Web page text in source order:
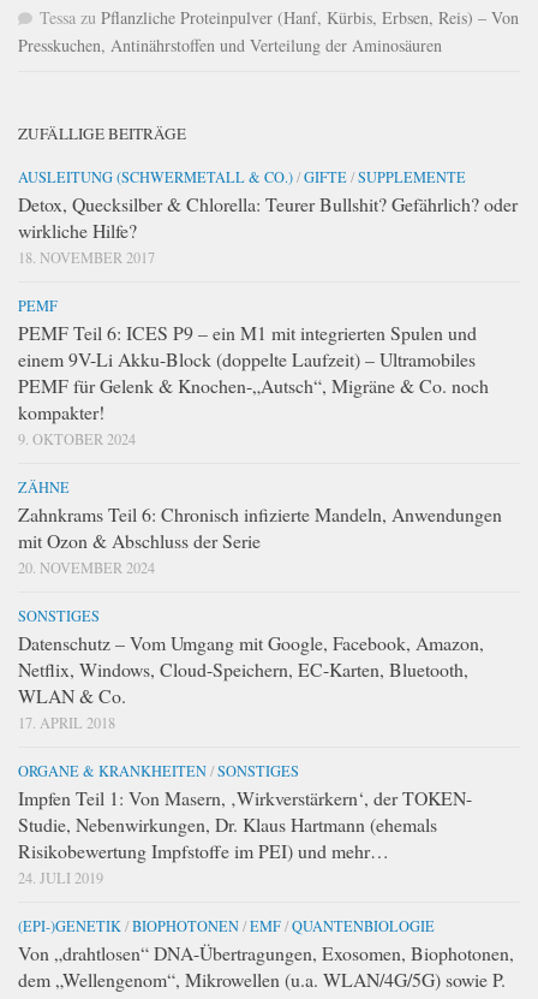
Tessa zu Pflanzliche Proteinpulver (Hanf, Kürbis, Erbsen, Reis) – Von
Presskuchen, Antinährstoffen und Verteilung der Aminosäuren
ZUFÄLLIGE BEITRÄGE
AUSLEITUNG (SCHWERMETALL & CO.)/GIFTE/SUPPLEMENTE
Detox, Quecksilber & Chlorella: Teurer Bullshit? Gefährlich? oder
wirkliche Hilfe?
18. NOVEMBER 2017
PEMF
PEMF Teil 6: ICES P9 – ein M1 mit integrierten Spulen und
einem 9V-Li Akku-Block (doppelte Laufzeit) – Ultramobiles
PEMF für Gelenk & Knochen-„Autsch“, Migräne & Co. noch
kompakter!
9. OKTOBER 2024
ZÄHNE
Zahnkrams Teil 6: Chronisch infizierte Mandeln, Anwendungen
mit Ozon & Abschluss der Serie
20. NOVEMBER 2024
SONSTIGES
Datenschutz – Vom Umgang mit Google, Facebook, Amazon,
Netflix, Windows, Cloud-Speichern, EC-Karten, Bluetooth,
WLAN & Co.
17. APRIL 2018
ORGANE & KRANKHEITEN/SONSTIGES
Impfen Teil 1: Von Masern, ‚Wirkverstärkern‘, der TOKEN-
Studie, Nebenwirkungen, Dr. Klaus Hartmann (ehemals
Risikobewertung Impfstoffe im PEI) und mehr…
24. JULI 2019
(EPI-)GENETIK /BIOPHOTONEN/EMF/QUANTENBIOLOGIE
Von „drahtlosen“ DNA-Übertragungen, Exosomen, Biophotonen,
dem „Wellengenom“, Mikrowellen (u.a. WLAN/4G/5G) sowie P.